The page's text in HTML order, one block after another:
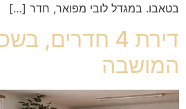
בטאבו. במגדל לובי מפואר, חדר […]
דירת 4 חדרים,
המושבה